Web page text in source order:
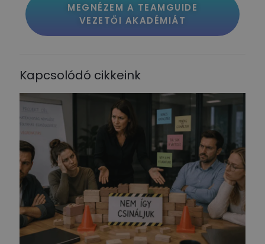
MEGNÉZEM A TEAMGUIDE
VEZETŐI AKADÉMIÁT
Kapcsolódó cikkeink